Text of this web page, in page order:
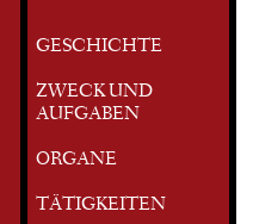
GESCHICHTE
ZWECK UND
AUFGABEN
ORGANE
TÄTIGKEITEN